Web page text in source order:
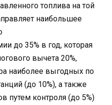
топлива на той
наибольшее
до 35% в год, которая
вычета 20%,
наиболее выгодных по
(до 10%), а также
путем контроля (до 5%)